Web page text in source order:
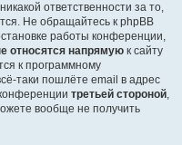
ответственности за то,
Не обращайтесь к phpBB
работы конференции,
относятся напрямую к сайту
к программному
таки пошлёте email в адрес
третьей стороной,
вообще не получить